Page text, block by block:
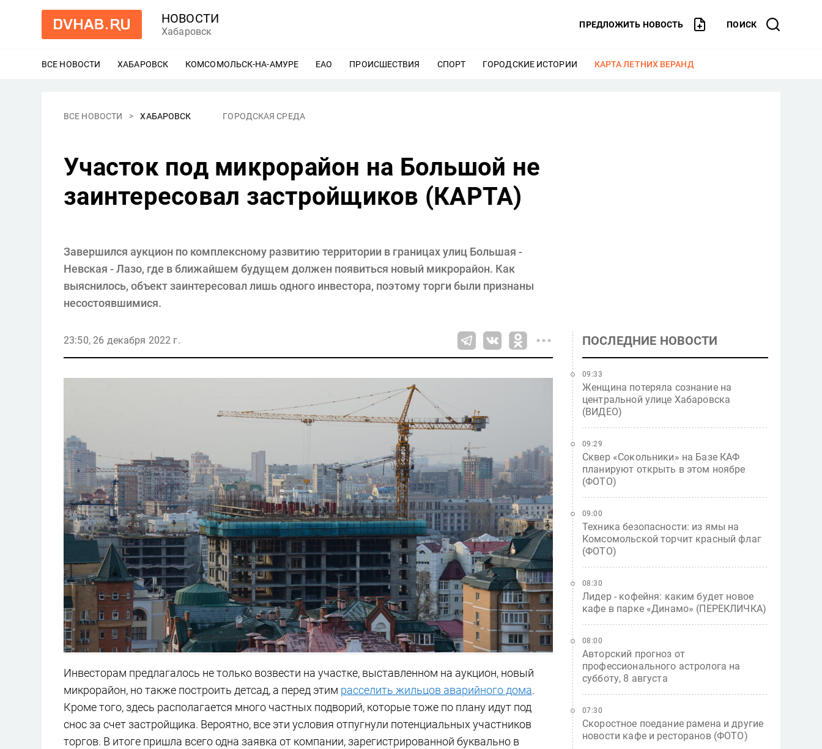
НОВОСТИ
Хабаровск
ПРЕДЛОЖИТЬ НОВОСТЬ ПОИСК
ВСЕ НОВОСТИ ХАБАРОВСК ЕЩЕ
КОМСОМОЛЬСК-НА-АМУРЕ ЕЩЕ
ЕАО ЕЩЕ
ПРОИСШЕСТВИЯ ЕЩЕ
СПОРТ ЕЩЕ
ГОРОДСКИЕ ИСТОРИИ ЕЩЕ
КАРТА ЛЕТНИХ ВЕРАНД
ВСЕ НОВОСТИ ХАБАРОВСК ГОРОДСКАЯ СРЕДА
Участок под микрорайон на Большой не
заинтересовал застройщиков (КАРТА)
Завершился аукцион по комплексному развитию территории в границах улиц Большая -
Невская - Лазо, где в ближайшем будущем должен появиться новый микрорайон. Как
выяснилось, объект заинтересовал лишь одного инвестора, поэтому торги были признаны
несостоявшимися.
23:50, 26 декабря 2022 г.
Инвесторам предлагалось не только возвести на участке, выставленном на аукцион, новый
микрорайон, но также построить детсад, а перед этим расселить жильцов аварийного дома.
Кроме того, здесь располагается много частных подворий, которые тоже по плану идут под
снос за счет застройщика. Вероятно, все эти условия отпугнули потенциальных участников
торгов. В итоге пришла всего одна заявка от компании, зарегистрированной буквально в
ПОСЛЕДНИЕ НОВОСТИ
Женщина потеряла сознание на
центральной улице Хабаровска
(ВИДЕО)
09:33
Сквер «Сокольники» на Базе КАФ
планируют открыть в этом ноябре
(ФОТО)
09:29
Техника безопасности: из ямы на
Комсомольской торчит красный флаг
(ФОТО)
09:00
Лидер - кофейня: каким будет новое
кафе в парке «Динамо» (ПЕРЕКЛИЧКА)
08:30
Авторский прогноз от
профессионального астролога на
субботу, 8 августа
08:00
Скоростное поедание рамена и другие
новости кафе и ресторанов (ФОТО)
07:30